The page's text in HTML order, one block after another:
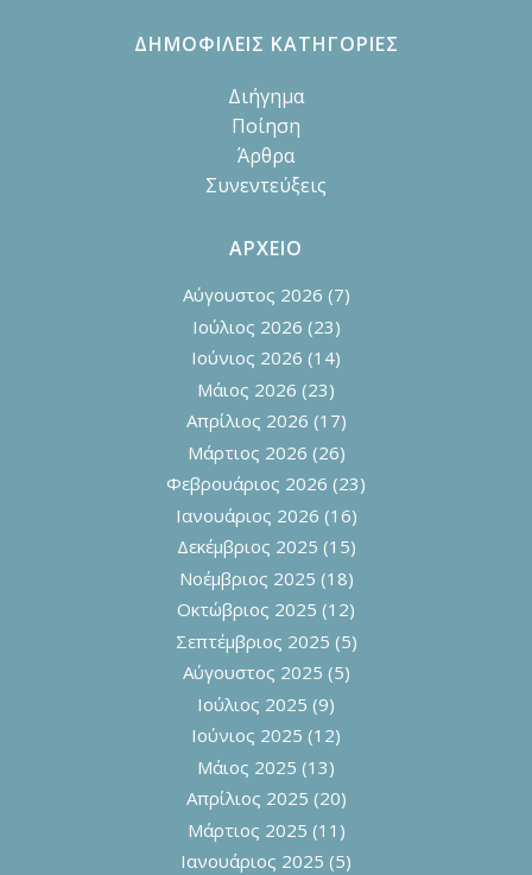
ΔΗΜΟΦΙΛΕΙΣ ΚΑΤΗΓΟΡΙΕΣ
Διήγημα
Ποίηση
Άρθρα
Συνεντεύξεις
ΑΡΧΕΙΟ
Αύγουστος 2026 (7)
Ιούλιος 2026 (23)
Ιούνιος 2026 (14)
Μάιος 2026 (23)
Απρίλιος 2026 (17)
Μάρτιος 2026 (26)
Φεβρουάριος 2026 (23)
Ιανουάριος 2026 (16)
Δεκέμβριος 2025 (15)
Νοέμβριος 2025 (18)
Οκτώβριος 2025 (12)
Σεπτέμβριος 2025 (5)
Αύγουστος 2025 (5)
Ιούλιος 2025 (9)
Ιούνιος 2025 (12)
Μάιος 2025 (13)
Απρίλιος 2025 (20)
Μάρτιος 2025 (11)
Ιανουάριος 2025 (5)